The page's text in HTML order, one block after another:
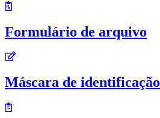
Formulário de arquivo
Máscara de identificação